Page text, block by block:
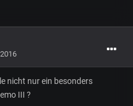
nicht nur ein besonders
III ?